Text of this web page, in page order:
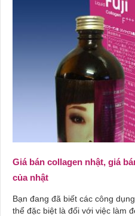
Giá bán collagen nhật, giá
của nhật
Bạn đang đã biết các công
thể đặc biệt là đối với việc làm